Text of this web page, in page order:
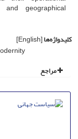
and geographical
کلیدواژه‌ها[English]
مراجع